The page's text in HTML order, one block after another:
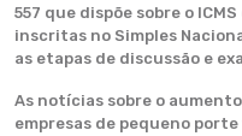
557 que dispõe sobre o
inscritas no Simples
as etapas de discussão e
As notícias sobre o
empresas de pequeno